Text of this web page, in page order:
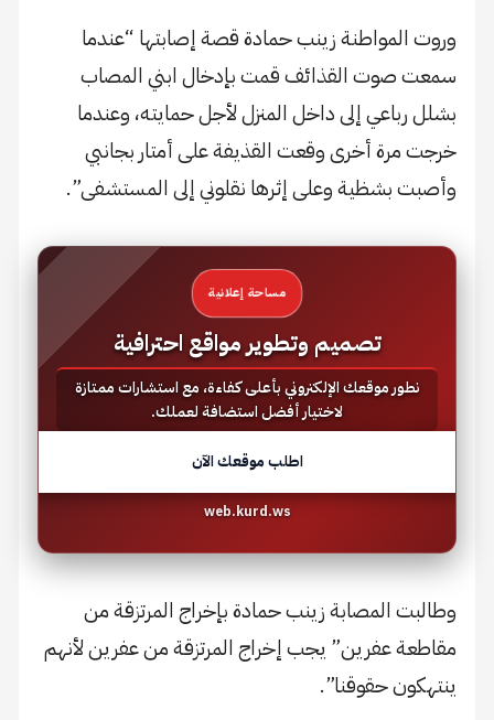
وروت المواطنة زينب حمادة قصة إصابتها “عندما
سمعت صوت القذائف قمت بإدخال ابني المصاب
بشلل رباعي إلى داخل المنزل لأجل حمايته، وعندما
خرجت مرة أخرى وقعت القذيفة على أمتار بجانبي
وأصبت بشظية وعلى إثرها نقلوني إلى المستشفى”.
مساحة إعلانية
تصميم وتطوير مواقع احترافية
نطور موقعك الإلكتروني بأعلى كفاءة، مع استشارات ممتازة
لاختيار أفضل استضافة لعملك.
اطلب موقعك الآن
web.kurd.ws
وطالبت المصابة زينب حمادة بإخراج المرتزقة من
مقاطعة عفرين” يجب إخراج المرتزقة من عفرين لأنهم
ينتهكون حقوقنا”.